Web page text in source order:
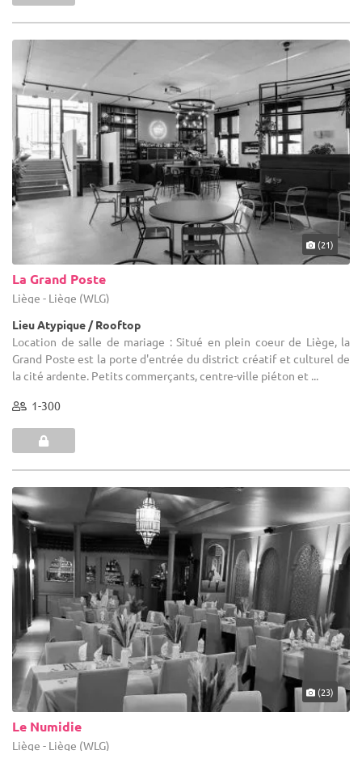
(21)
La Grand Poste
Liège - Liège (WLG)
Lieu Atypique / Rooftop
Location de salle de mariage : Situé en plein coeur de Liège, la
Grand Poste est la porte d'entrée du district créatif et culturel de
la cité ardente. Petits commerçants, centre-ville piéton et ...
1-300
(23)
Le Numidie
Liège - Liège (WLG)